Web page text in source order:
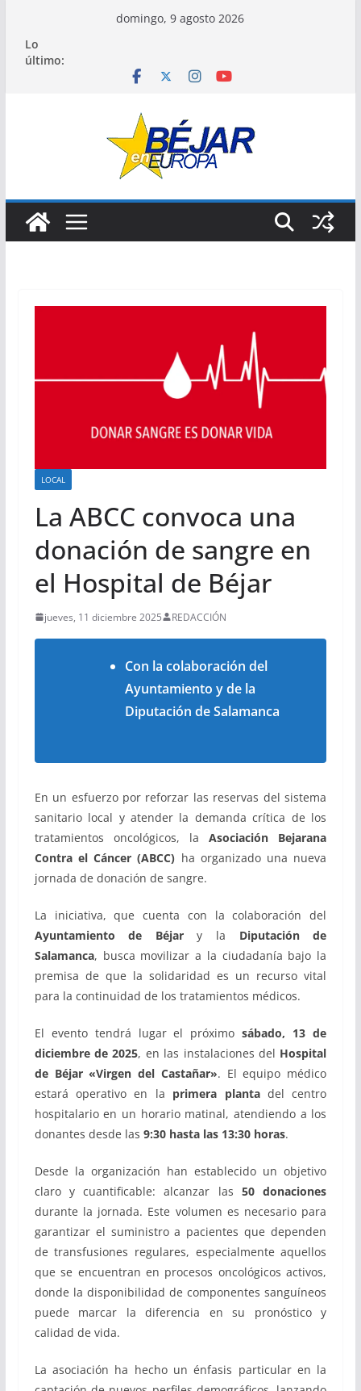
contenido
domingo, 9 agosto 2026
Lo
último:
LOCAL
La ABCC convoca una
donación de sangre en
el Hospital de Béjar
jueves, 11 diciembre 2025 REDACCIÓN
Con la colaboración del
Ayuntamiento y de la
Diputación de Salamanca
En un esfuerzo por reforzar las reservas del sistema
sanitario local y atender la demanda crítica de los
tratamientos oncológicos, laAsociación Bejarana
Contra el Cáncer (ABCC) ha organizado una nueva
jornada de donación de sangre.
La iniciativa, que cuenta con la colaboración del
Ayuntamiento de Béjary la Diputación de
Salamanca, busca movilizar a la ciudadanía bajo la
premisa de que la solidaridad es un recurso vital
para la continuidad de los tratamientos médicos.
El evento tendrá lugar el próximosábado, 13 de
diciembre de 2025, en las instalaciones del Hospital
de Béjar «Virgen del Castañar». El equipo médico
estará operativo en la primera plantadel centro
hospitalario en un horario matinal, atendiendo a los
donantes desde las 9:30 hasta las 13:30 horas.
Desde la organización han establecido un objetivo
claro y cuantificable: alcanzar las50 donaciones
durante la jornada. Este volumen es necesario para
garantizar el suministro a pacientes que dependen
de transfusiones regulares, especialmente aquellos
que se encuentran en procesos oncológicos activos,
donde la disponibilidad de componentes sanguíneos
puede marcar la diferencia en su pronóstico y
calidad de vida.
La asociación ha hecho un énfasis particular en la